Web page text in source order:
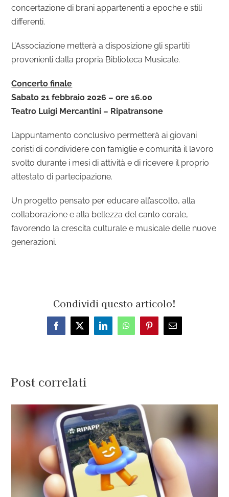
concertazione di brani appartenenti a epoche e stili
differenti.
L’Associazione metterà a disposizione gli spartiti
provenienti dalla propria Biblioteca Musicale.
Concerto finale
Sabato 21 febbraio 2026 – ore 16.00
Teatro Luigi Mercantini – Ripatransone
L’appuntamento conclusivo permetterà ai giovani
coristi di condividere con famiglie e comunità il lavoro
svolto durante i mesi di attività e di ricevere il proprio
attestato di partecipazione.
Un progetto pensato per educare all’ascolto, alla
collaborazione e alla bellezza del canto corale,
favorendo la crescita culturale e musicale delle nuove
generazioni.
Condividi questo articolo!
Facebook
X LinkedInWhatsAppPinterestEmail
Post correlati